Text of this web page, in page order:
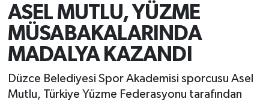
ASEL MUTLU, YÜZME
MÜSABAKALARINDA
MADALYA KAZANDI
Düzce Belediyesi Spor Akademisi sporcusu Asel
Mutlu, Türkiye Yüzme Federasyonu tarafından
İletişim
Künye
Akçakoca Trafik Yoğunluk Haritası
Süper Lig Puan Durumu ve Fikstür
Son Dakika Haberleri